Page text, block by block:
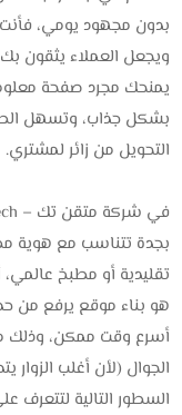
بدون مجهود يومي،
ويجعل العملاء يثقون
يمنحك مجرد صفحة
بشكل جذاب، وتسهل
التحويل من زائر لمشتري.
بجدة تتناسب مع هوية
تقليدية أو مطبخ
هو بناء موقع يرفع من
أسرع وقت ممكن، وذلك
الجوال (لأن أغلب
السطور التالية لتتعرف